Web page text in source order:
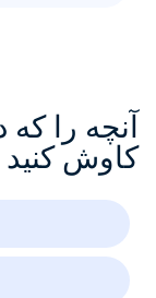
آنچه را
کاوش کنید